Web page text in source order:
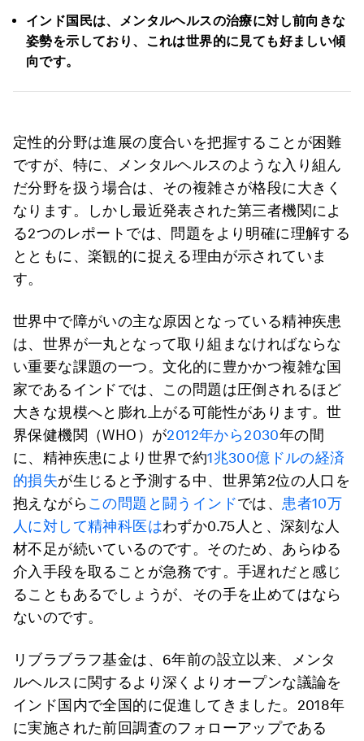
インド国民は、メンタルヘルスの治療に対し前向きな
姿勢を示しており、これは世界的に見ても好ましい傾
向です。
定性的分野は進展の度合いを把握することが困難
ですが、特に、メンタルヘルスのような入り組ん
だ分野を扱う場合は、その複雑さが格段に大きく
なります。しかし最近発表された第三者機関によ
る2つのレポートでは、問題をより明確に理解する
とともに、楽観的に捉える理由が示されていま
す。
世界中で障がいの主な原因となっている精神疾患
は、世界が一丸となって取り組まなければならな
い重要な課題の一つ。文化的に豊かかつ複雑な国
家であるインドでは、この問題は圧倒されるほど
大きな規模へと膨れ上がる可能性があります。世
界保健機関（WHO）が2012年から2030年の間
に、精神疾患により世界で約1兆300億ドルの経済
的損失が生じると予測する中、世界第2位の人口を
抱えながらこの問題と闘うインドでは、 患者10万
人に対して精神科医はわずか0.75人と、深刻な人
材不足が続いているのです。そのため、あらゆる
介入手段を取ることが急務です。手遅れだと感じ
ることもあるでしょうが、その手を止めてはなら
ないのです。
リブラブラフ基金は、6年前の設立以来、メンタ
ルヘルスに関するより深くよりオープンな議論を
インド国内で全国的に促進してきました。2018年
に実施された前回調査のフォローアップである